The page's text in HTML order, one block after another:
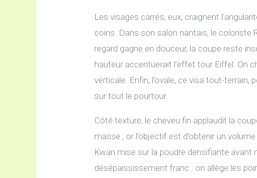
Les visages carrés, eux, craignent
coins. Dans son salon nantais, le coloriste
regard gagne en douceur, la coupe reste
hauteur accentuerait l’effet tour Eiffel. On
verticale. Enfin, l’ovale, ce visa tout-terrain,
sur tout le pourtour.
Côté texture, le cheveu fin applaudit la
masse ; or l’objectif est d’obtenir un
Kwan mise sur la poudre densifiante avant
désépaississement franc : on allège les